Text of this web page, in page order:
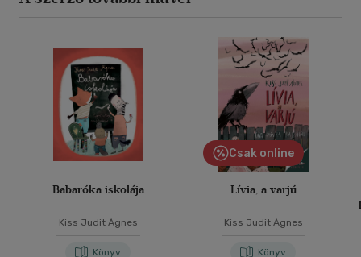
Babaróka iskolája
Kiss Judit Ágnes
Könyv
Csak online
Lívia, a varjú
Kiss Judit Ágnes
Könyv